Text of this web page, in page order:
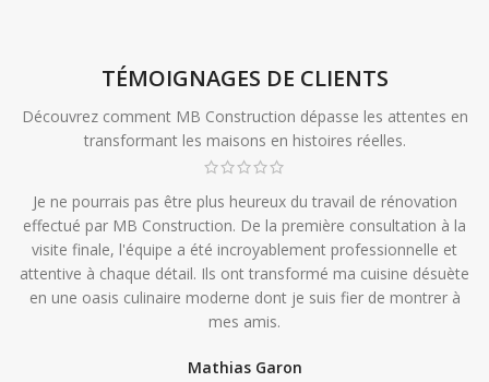
TÉMOIGNAGES DE CLIENTS
Découvrez comment MB Construction dépasse les attentes en
transformant les maisons en histoires réelles.
Je ne pourrais pas être plus heureux du travail de rénovation
effectué par MB Construction. De la première consultation à la
visite finale, l'équipe a été incroyablement professionnelle et
attentive à chaque détail. Ils ont transformé ma cuisine désuète
en une oasis culinaire moderne dont je suis fier de montrer à
mes amis.
Mathias Garon